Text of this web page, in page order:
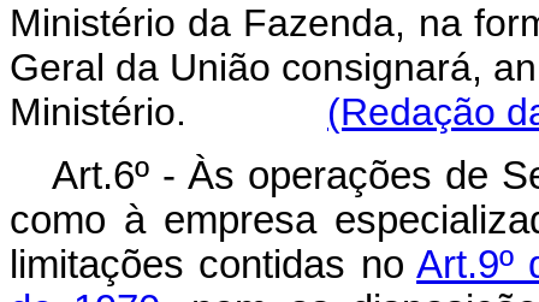
Ministério da Fazenda, na
Geral da União consignará,
Ministério. (Redação
Art.6º - Às operações de
como à empresa
limitações contidas noArt.9º